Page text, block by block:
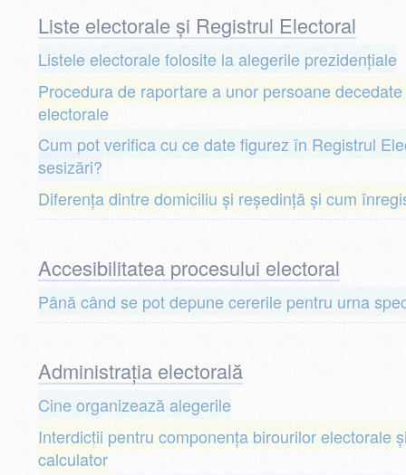
Liste electorale și Registrul Electoral
Listele electorale folosite la alegerile prezidențiale
Procedura de raportare a unor persoane
electorale
Cum pot verifica cu ce date figurez în Registrul
sesizări?
Diferența dintre domiciliu și reședință și cum
Accesibilitatea procesului electoral
Până când se pot depune cererile pentru urna
Administrația electorală
Cine organizează alegerile
Interdicții pentru componența birourilor electorale
calculator